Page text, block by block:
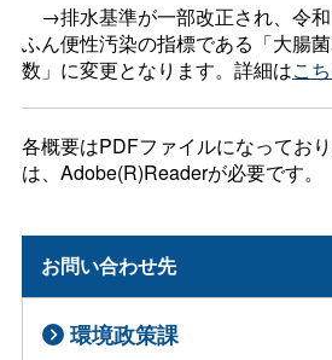
→排水基準が一部改正され、令和
ふん便性汚染の指標である「大腸
数」に変更となります。詳細はこ
各概要はPDFファイルになってお
は、Adobe(R)Readerが必要です。
お問い合わせ先
環境政策課